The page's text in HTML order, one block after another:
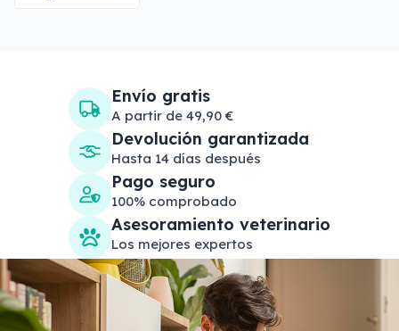
Envío gratis
A partir de 49,90 €
Devolución garantizada
Hasta 14 días después
Pago seguro
100% comprobado
Asesoramiento veterinario
Los mejores expertos